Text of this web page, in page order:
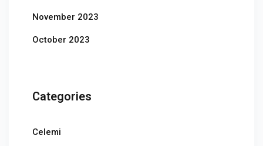
November 2023
October 2023
Categories
Celemi